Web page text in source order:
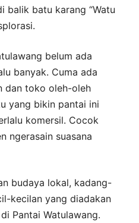
balik batu karang “Watu
belum ada
banyak. Cuma ada
dan toko oleh-oleh
yang bikin pantai ini
komersil. Cocok
ngerasain suasana
budaya lokal, kadang-
kecilan yang diadakan
Pantai Watulawang.